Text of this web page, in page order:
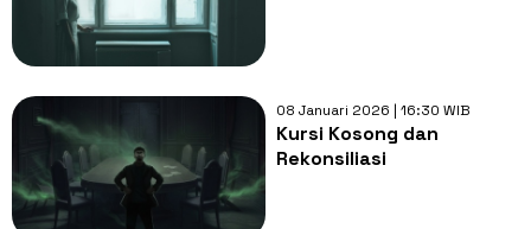
08 Januari 2026 | 16:30 WIB
Kursi Kosong dan
Rekonsiliasi